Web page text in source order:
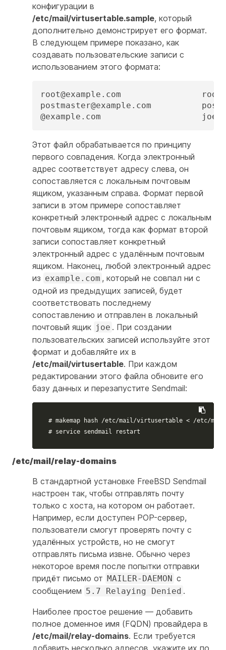
конфигурации в
/etc/mail/virtusertable.sample, который
дополнительно демонстрирует его формат.
В следующем примере показано, как
создавать пользовательские записи с
использованием этого формата:
root@example.com                root
postmaster@example.com
@example.com                    joe
Этот файл обрабатывается по принципу
первого совпадения. Когда электронный
адрес соответствует адресу слева, он
сопоставляется с локальным почтовым
ящиком, указанным справа. Формат первой
записи в этом примере сопоставляет
конкретный электронный адрес с локальным
почтовым ящиком, тогда как формат второй
записи сопоставляет конкретный
электронный адрес с удалённым почтовым
ящиком. Наконец, любой электронный адрес
из example.com , который не совпал ни с
одной из предыдущих записей, будет
соответствовать последнему
сопоставлению и отправлен в локальный
почтовый ящик joe . При создании
пользовательских записей используйте этот
формат и добавляйте их в
/etc/mail/virtusertable. При каждом
редактировании этого файла обновите его
базу данных и перезапустите Sendmail:
# makemap hash /etc/mail/virtusertable < /etc/
# service sendmail restart
/etc/mail/relay-domains
В стандартной установке FreeBSD Sendmail
настроен так, чтобы отправлять почту
только с хоста, на котором он работает.
Например, если доступен POP-сервер,
пользователи смогут проверять почту с
удалённых устройств, но не смогут
отправлять письма извне. Обычно через
некоторое время после попытки отправки
придёт письмо от MAILER-DAEMON с
сообщением 5.7 Relaying Denied .
Наиболее простое решение — добавить
полное доменное имя (FQDN) провайдера в
/etc/mail/relay-domains. Если требуется
добавить несколько адресов, укажите их по